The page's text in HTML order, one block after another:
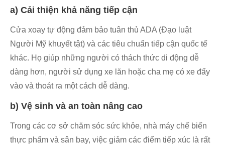
a) Cải thiện khả năng tiếp cận
Cửa xoay tự động đảm bảo tuân thủ ADA (Đạo luật
Người Mỹ khuyết tật) và các tiêu chuẩn tiếp cận quốc tế
khác. Họ giúp những người có thách thức di động dễ
dàng hơn, người sử dụng xe lăn hoặc cha mẹ có xe đẩy
vào và thoát ra một cách dễ dàng.
b) Vệ sinh và an toàn nâng cao
Trong các cơ sở chăm sóc sức khỏe, nhà máy chế biến
thực phẩm và sân bay, việc giảm các điểm tiếp xúc là rất